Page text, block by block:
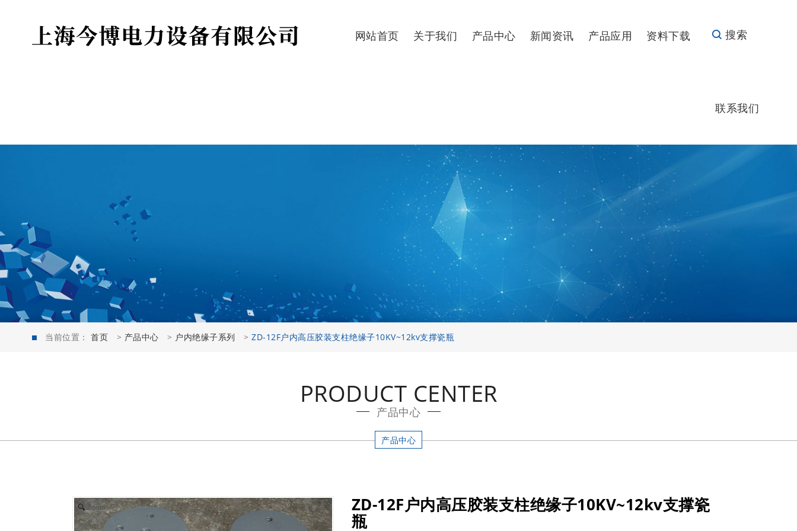
搜索
网站首页 关于我们 产品中心 新闻资讯 产品应用 资料下载
联系我们
当前位置： 首页 > 产品中心 > 户内绝缘子系列 > ZD-12F户内高压胶装支柱绝缘子10KV~12kv支撑瓷瓶
PRODUCT CENTER
产品中心
产品中心
Zoom ZD-12F户内高压胶装支柱绝缘子10KV~12kv支撑瓷
瓶